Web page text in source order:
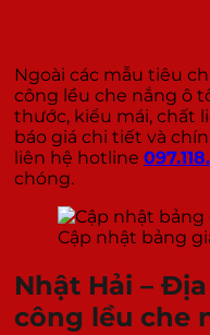
Ngoài các mẫu tiêu
công lều che nắng ô
thước, kiểu mái, chất
báo giá chi tiết và
liên hệ hotline
chóng.
Cập nhật bảng
Nhật Hải –
công lều che